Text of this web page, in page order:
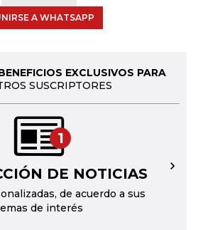
A WHATSAPP
EXCLUSIVOS PARA
SUSCRIPTORES
1
DE NOTICIAS
de acuerdo a sus
de interés
→